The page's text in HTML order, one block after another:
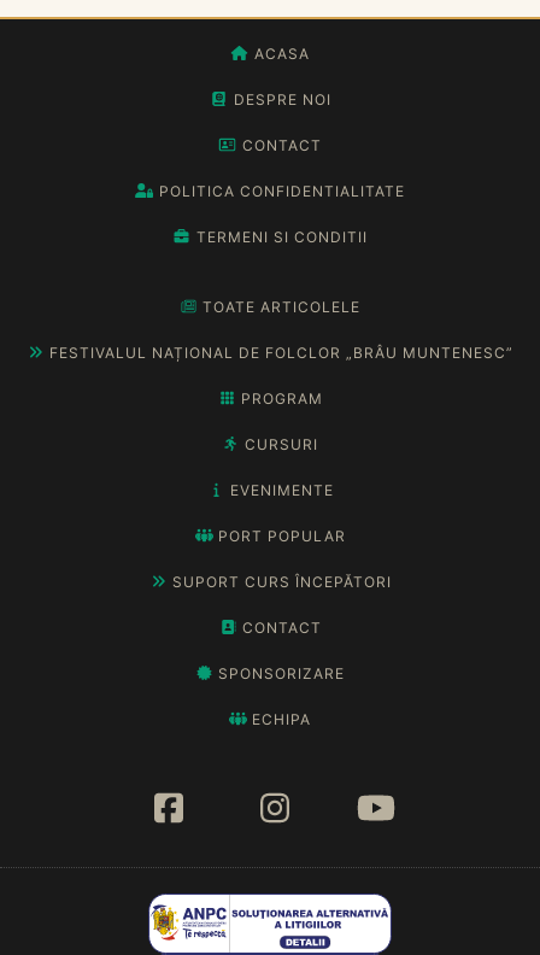
ACASA
DESPRE NOI
CONTACT
POLITICA CONFIDENTIALITATE
TERMENI SI CONDITII
TOATE ARTICOLELE
FESTIVALUL NAȚIONAL DE FOLCLOR „BRÂU MUNTENESC”
PROGRAM
CURSURI
EVENIMENTE
PORT POPULAR
SUPORT CURS ÎNCEPĂTORI
CONTACT
SPONSORIZARE
ECHIPA